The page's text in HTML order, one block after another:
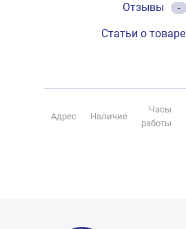
Отзывы
-
Статьи о товаре
Адрес Наличие
Часы
работы